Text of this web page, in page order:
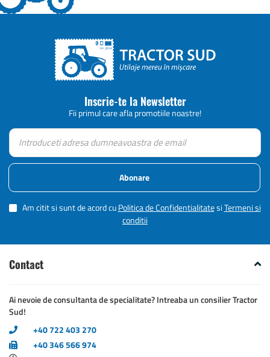
Inscrie-te la Newsletter
Fii primul care afla promotiile noastre!
Abonare
Am citit si sunt de acord cuPolitica de ConfidentialitatesiTermeni si
conditii
Contact
Ai nevoie de consultanta de specialitate? Intreaba un consilier Tractor
Sud!
+40 722 403 270
+40 346 566 974